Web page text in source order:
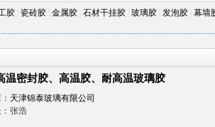
胶 瓷砖胶 金属胶 石材干挂胶 玻璃胶 发泡胶 幕墙
温密封胶、高温胶、耐高温玻璃胶
天津锦泰玻璃有限公司
：张浩